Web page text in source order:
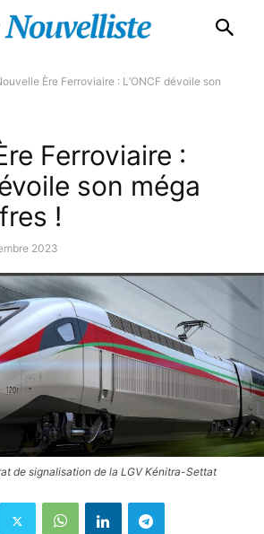
Ère Ferroviaire : L’ONCF dévoile son
Ferroviaire :
son méga
!
2023
de signalisation de la LGV Kénitra-Settat